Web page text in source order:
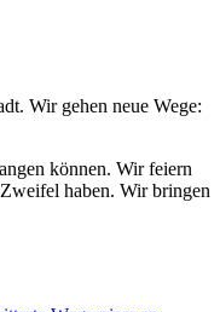
Wir gehen neue Wege:
können. Wir feiern
haben. Wir bringen